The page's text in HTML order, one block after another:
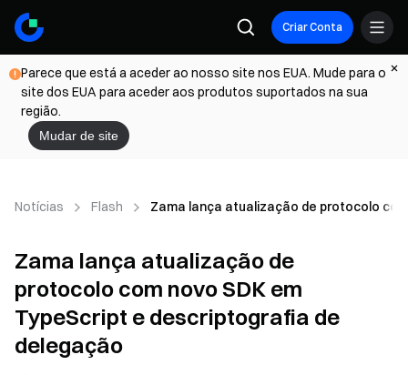
Criar Conta
Parece que está a aceder ao nosso site nos EUA. Mude para o
site dos EUA para aceder aos produtos suportados na sua
região.
Mudar de site
Notícias Flash Zama lança atualização de protocolo
Zama lança atualização de
protocolo com novo SDK em
TypeScript e descriptografia de
delegação